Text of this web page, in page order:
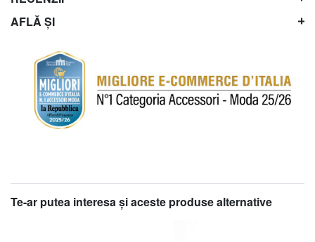
AFLĂ ȘI
Te-ar putea interesa şi aceste produse alternative